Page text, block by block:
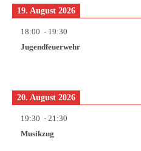
19. August 2026
18:00 - 19:30
Jugendfeuerwehr
20. August 2026
19:30 - 21:30
Musikzug